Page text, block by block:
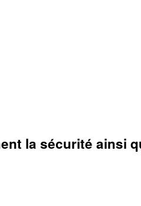
la sécurité ainsi